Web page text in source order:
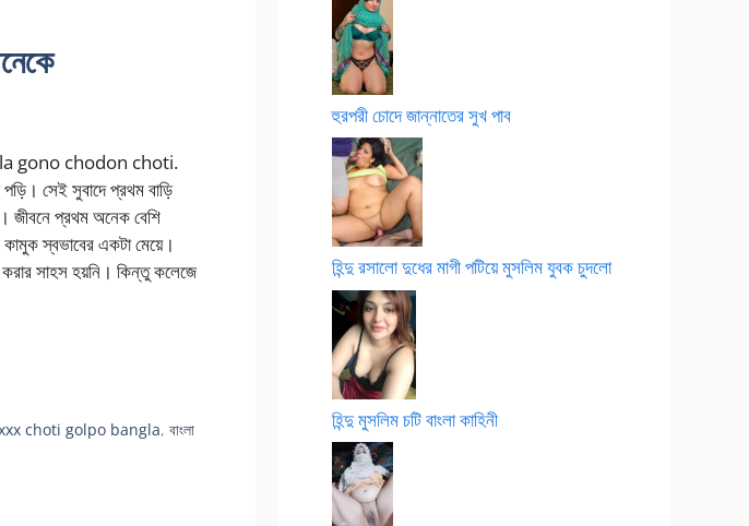
gono chodon choti.
সেই সুবাদে প্রথম বাড়ি
জীবনে প্রথম অনেক বেশি
স্বভাবের একটা মেয়ে।
সাহস হয়নি। কিন্তু কলেজে
choti golpo bangla,বাংলা
হুরপরী চোদে জান্নাতের সুখ পাব
হিন্দু রসালো দুধের মাগী পটিয়ে মুসলিম যুবক চুদলো
হিন্দু মুসলিম চটি বাংলা কাহিনী